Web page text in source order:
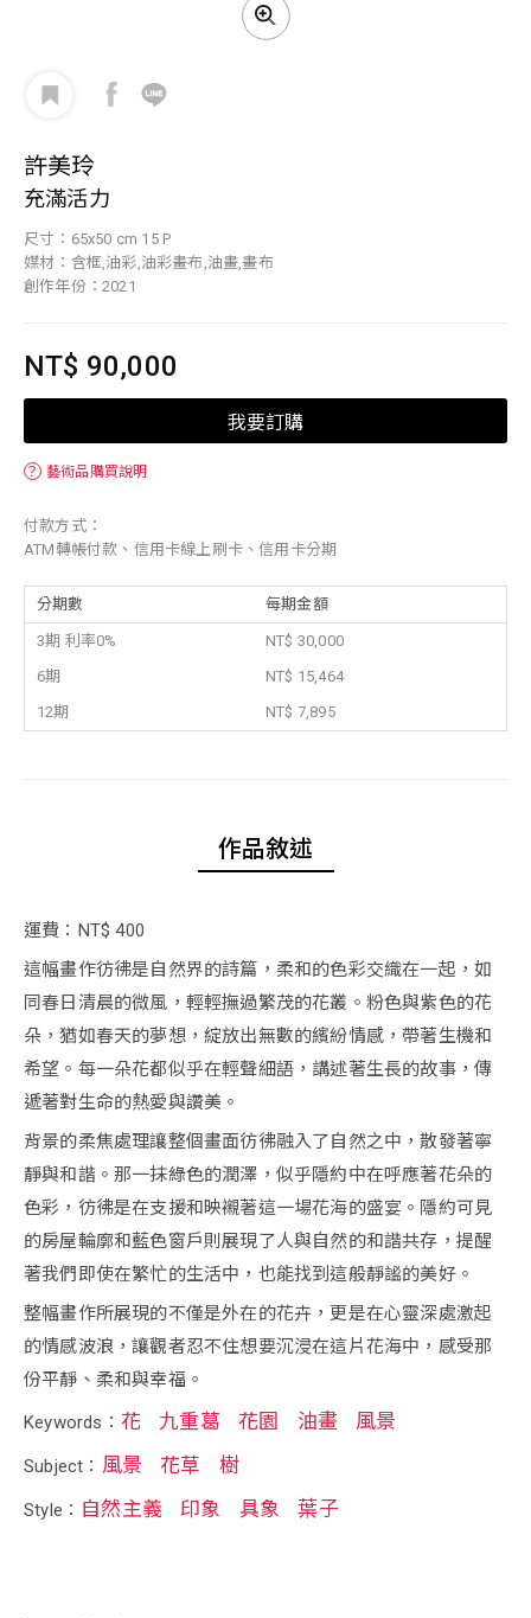
許美玲
充滿活力
尺寸：65x50 cm 15 P
媒材：含框,油彩,油彩畫布,油畫,畫布
創作年份：2021
NT$ 90,000
我要訂購
？ 藝術品購買說明
付款方式：
ATM轉帳付款、信用卡線上刷卡、信用卡分期
分期數 每期金額
3期 利率0%
NT$ 30,000
6期
NT$ 15,464
12期
NT$ 7,895
作品敘述
運費：NT$ 400
這幅畫作彷彿是自然界的詩篇，柔和的色彩交織在一起，如
同春日清晨的微風，輕輕撫過繁茂的花叢。粉色與紫色的花
朵，猶如春天的夢想，綻放出無數的繽紛情感，帶著生機和
希望。每一朵花都似乎在輕聲細語，講述著生長的故事，傳
遞著對生命的熱愛與讚美。
背景的柔焦處理讓整個畫面彷彿融入了自然之中，散發著寧
靜與和諧。那一抹綠色的潤澤，似乎隱約中在呼應著花朵的
色彩，彷彿是在支援和映襯著這一場花海的盛宴。隱約可見
的房屋輪廓和藍色窗戶則展現了人與自然的和諧共存，提醒
著我們即使在繁忙的生活中，也能找到這般靜謐的美好。
整幅畫作所展現的不僅是外在的花卉，更是在心靈深處激起
的情感波浪，讓觀者忍不住想要沉浸在這片花海中，感受那
份平靜、柔和與幸福。
Keywords： 花 九重葛 花園 油畫 風景
Subject： 風景 花草 樹
Style： 自然主義 印象 具象 葉子